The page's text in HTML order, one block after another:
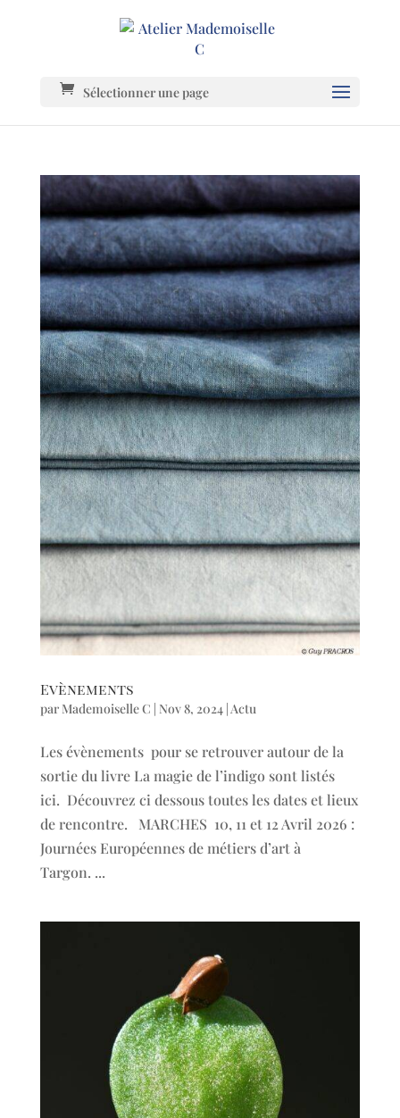
Sélectionner une page
Evènements
par Mademoiselle C | Nov 8, 2024| Actu
Les évènements pour se retrouver autour de la
sortie du livre La magie de l’indigo sont listés
ici. Découvrez ci dessous toutes les dates et lieux
de rencontre. MARCHES 10, 11 et 12 Avril 2026 :
Journées Européennes de métiers d’art à
Targon. ...